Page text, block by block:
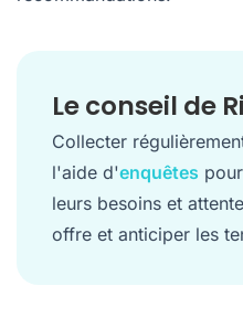
Le conseil de
Collecter
l'aide d'enquêtes
leurs besoins et
offre et anticiper les